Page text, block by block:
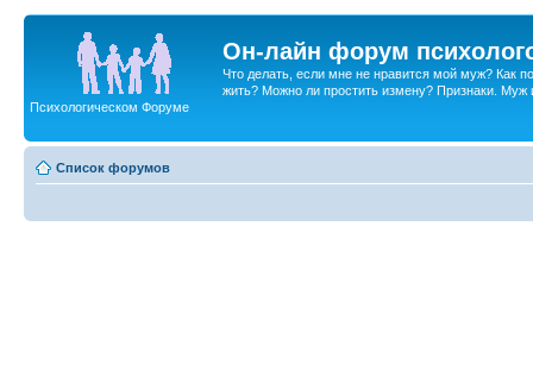
Он-лайн форум
Что делать, если мне не нравится мой муж? Как
жить? Можно ли простить измену? Признаки. Муж
Психологическом Форуме
Список форумов